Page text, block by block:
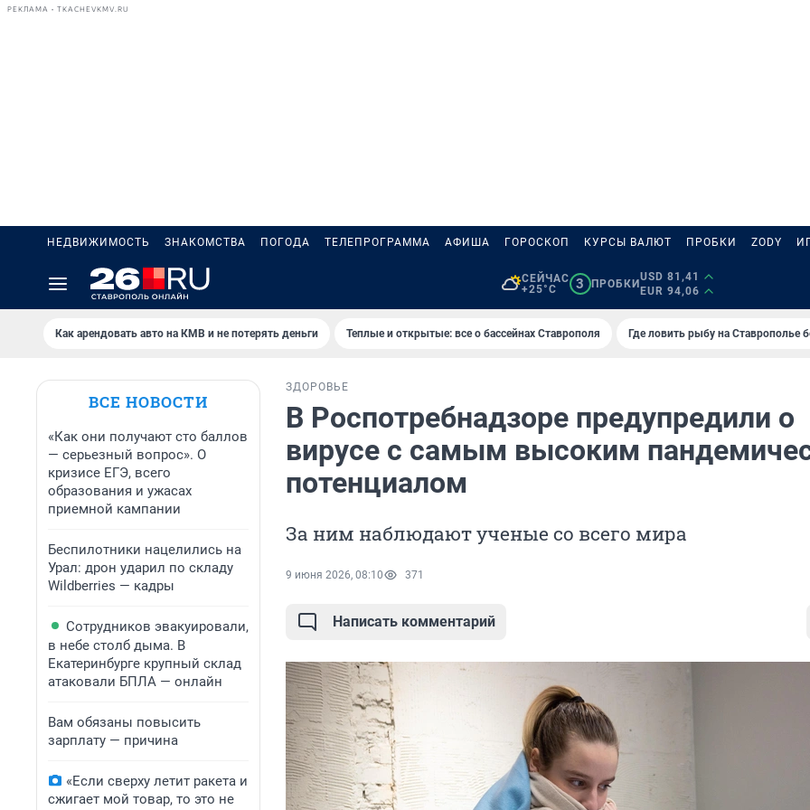
РЕКЛАМА • TKACHEVKMV.RU
НЕДВИЖИМОСТЬ ЗНАКОМСТВА ПОГОДА ТЕЛЕПРОГРАММА АФИША ГОРОСКОП КУРСЫ ВАЛЮТ ПРОБКИ ZODY
СЕЙЧАС
+25°C
3 ПРОБКИ
USD 81,41
EUR 94,06
Как арендовать авто на КМВ и не потерять деньги Теплые и открытые: все о бассейнах Ставрополя Где ловить рыбу на Ставрополье
ВСЕ НОВОСТИ
«Как они получают сто баллов
— серьезный вопрос». О
кризисе ЕГЭ, всего
образования и ужасах
приемной кампании
Беспилотники нацелились на
Урал: дрон ударил по складу
Wildberries — кадры
Сотрудников эвакуировали,
в небе столб дыма. В
Екатеринбурге крупный склад
атаковали БПЛА — онлайн
Вам обязаны повысить
зарплату — причина
«Если сверху летит ракета и
сжигает мой товар, то это не
ЗДОРОВЬЕ
В Роспотребнадзоре предупредили о
вирусе с самым высоким
потенциалом
За ним наблюдают ученые со всего мира
9 июня 2026, 08:10 371
Написать комментарий